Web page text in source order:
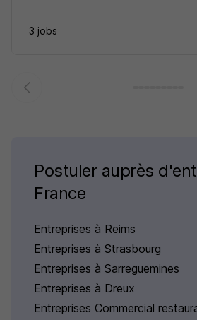
3 jobs
Postuler auprès
France
Entreprises à Reims
Entreprises à Strasbourg
Entreprises à Sarreguemines
Entreprises à Dreux
Entreprises Commercial